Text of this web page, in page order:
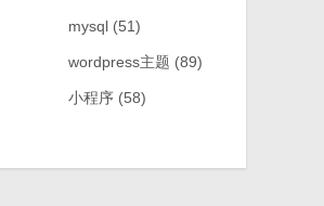
mysql (51)
wordpress主题 (89)
小程序 (58)